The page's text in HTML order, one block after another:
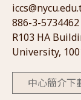
886-3-
R103 HA
University,
中心簡介下